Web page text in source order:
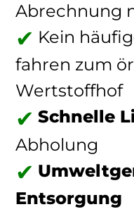
Abrechnung
Kein
fahren zum
Wertstoffhof
Schnelle
Abholung
Entsorgung